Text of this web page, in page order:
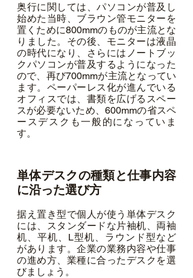
奥行に関しては、パソコンが普及し
始めた当時、ブラウン管モニターを
置くために800mmのものが主流とな
りました。その後、モニターは液晶
の時代になり、さらにはノートブッ
クパソコンが普及するようになった
ので、再び700mmが主流となってい
ます。ペーパーレス化が進んでいる
オフィスでは、書類を広げるスペー
スが必要ないため、600mmの省スペ
ースデスクも一般的になっていま
す。
単体デスクの種類と仕事内容
に沿った選び方
据え置き型で個人が使う単体デスク
には、スタンダードな片袖机、両袖
机、平机、L型机、ラウンド型など
があります。企業の業務内容や仕事
の進め方、業種に合ったデスクを選
びましょう。